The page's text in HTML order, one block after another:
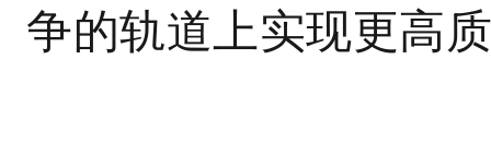
争的轨道上实现更高